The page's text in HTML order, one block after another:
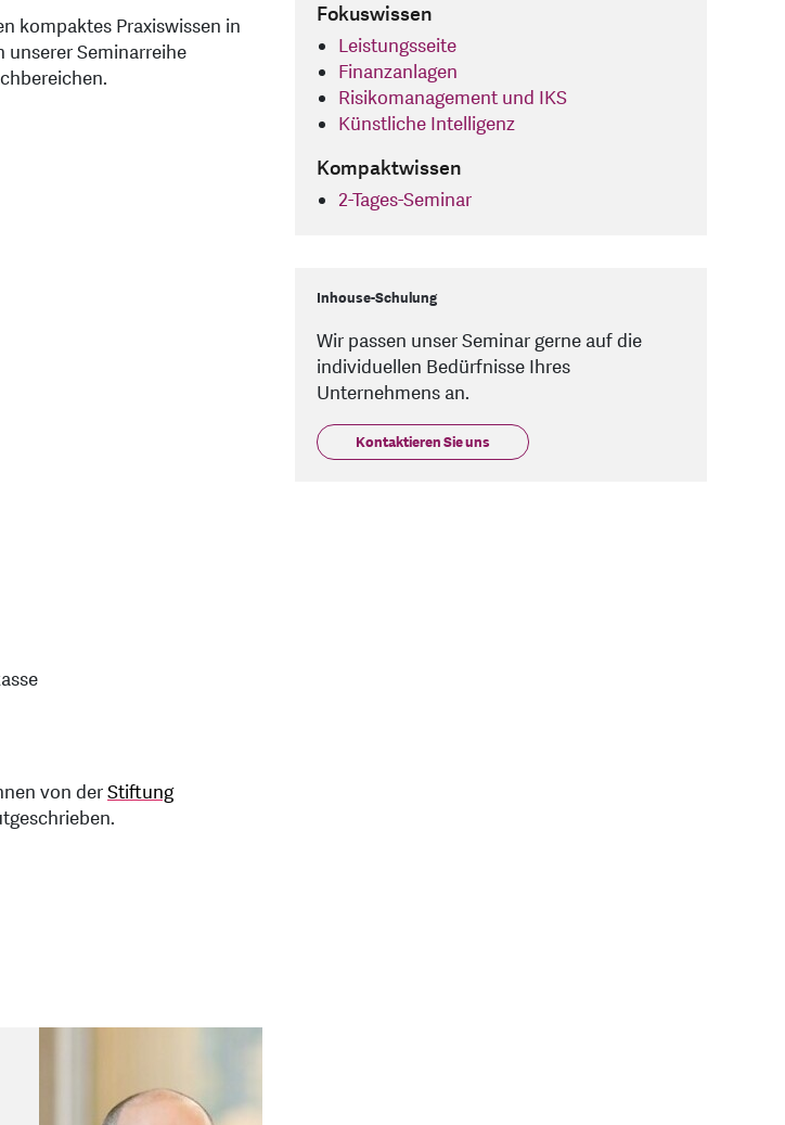
kompaktes Praxiswissen in
unserer Seminarreihe
von derStiftung
Fokuswissen
Leistungsseite
Finanzanlagen
Risikomanagement und IKS
Künstliche Intelligenz
Kompaktwissen
2-Tages-Seminar
Inhouse-Schulung
Wir passen unser Seminar gerne auf die
individuellen Bedürfnisse Ihres
Unternehmens an.
Kontaktieren Sie uns